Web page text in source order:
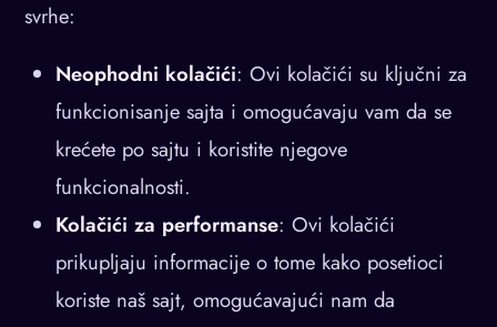
svrhe:
Neophodni kolačići: Ovi kolačići su ključni za
funkcionisanje sajta i omogućavaju vam da se
krećete po sajtu i koristite njegove
funkcionalnosti.
Kolačići za performanse: Ovi kolačići
prikupljaju informacije o tome kako posetioci
koriste naš sajt, omogućavajući nam da